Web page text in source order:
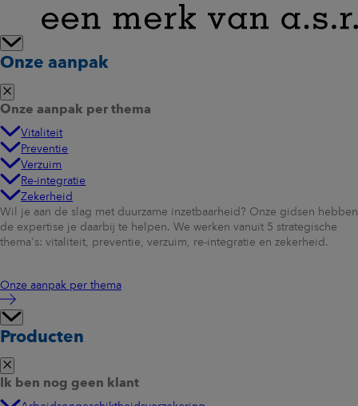
Onze aanpak
Onze aanpak per thema
Vitaliteit
Preventie
Verzuim
Re-integratie
Zekerheid
Wil je aan de slag met duurzame inzetbaarheid? Onze gidsen hebben
de expertise je daarbij te helpen. We werken vanuit 5 strategische
thema's: vitaliteit, preventie, verzuim, re-integratie en zekerheid.
Onze aanpak per thema
Producten
Ik ben nog geen klant